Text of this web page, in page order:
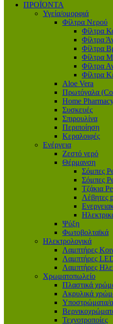
ΠΡΟΪΟΝΤΑ
Υγεία/ομορφιά
Φίλτρα Νερού
Φίλτρα
Φίλτρα
Φίλτρα
Φίλτρα
Φίλτρα
Φίλτρα
Aloe Vera
Πρωτόγαλα
Home
Συσκευές
Σπιρουλίνα
Περιποίηση
Κεραλοιφές
Ενέργεια
Ζεστό νερό
Θέρμανση
Σόμπες
Σόμπες
Τζάκια
Λέβητες
Ψύξη
Φωτοβολταϊκά
Ηλεκτρολογικά
Λαμπτήρες
Λαμπτήρες
Λαμπτήρες
Χρωματοπωλείο
Πλαστικά
Ακρυλικά
Υποστρώματα/
Τεχνοτροποίες